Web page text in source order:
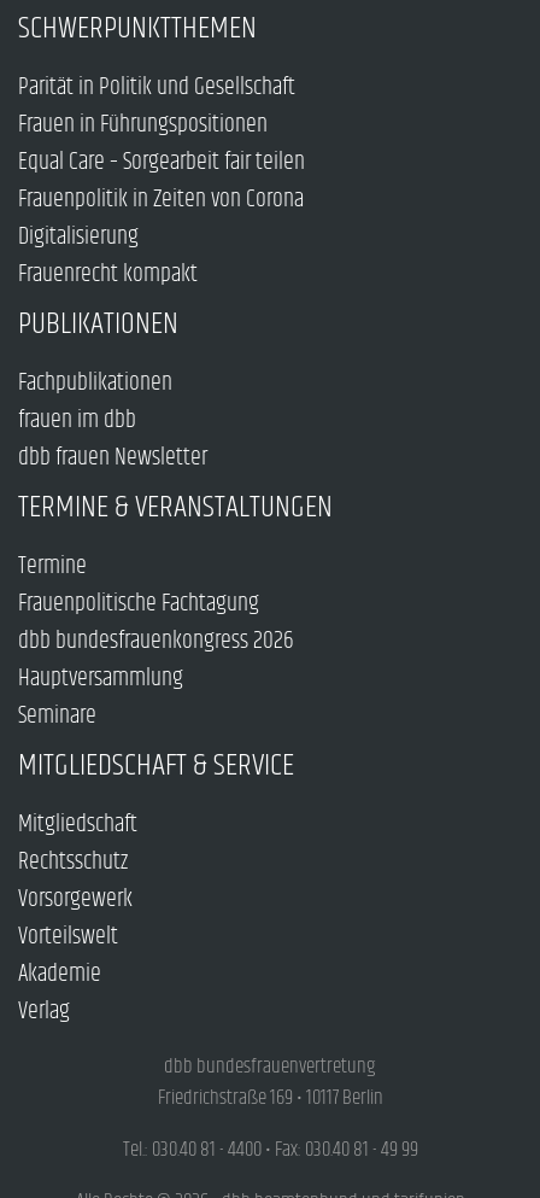
SCHWERPUNKTTHEMEN
Parität in Politik und Gesellschaft
Frauen in Führungspositionen
Equal Care – Sorgearbeit fair teilen
Frauenpolitik in Zeiten von Corona
Digitalisierung
Frauenrecht kompakt
PUBLIKATIONEN
Fachpublikationen
frauen im dbb
dbb frauen Newsletter
TERMINE & VERANSTALTUNGEN
Termine
Frauenpolitische Fachtagung
dbb bundesfrauenkongress 2026
Hauptversammlung
Seminare
MITGLIEDSCHAFT & SERVICE
Mitgliedschaft
Rechtsschutz
Vorsorgewerk
Vorteilswelt
Akademie
Verlag
dbb bundesfrauenvertretung
Friedrichstraße 169 • 10117 Berlin
Tel.: 030.40 81 - 4400 • Fax: 030.40 81 - 49 99